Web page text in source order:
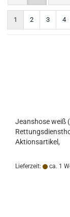
1 2 3 4
Jeanshose weiß
Aktionsartikel,
Lieferzeit: ca. 1